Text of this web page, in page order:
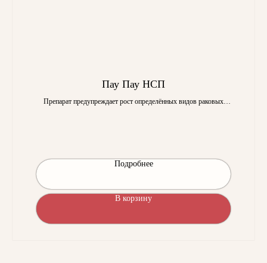
Пау Пау НСП
Препарат предупреждает рост определённых видов раковых
Подробнее
В корзину